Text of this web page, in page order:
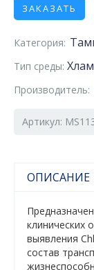
ЗАКАЗАТЬ
Категория:
Тип среды:
Производитель:
Артикул:
ОПИСАНИЕ
клинических
выявления
состав